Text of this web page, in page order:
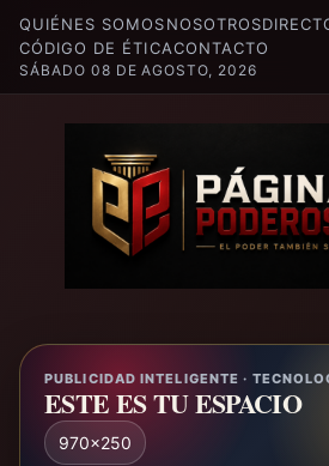
QUIÉNES SOMOSNOSOTROS
CÓDIGO DE ÉTICACONTACTO
SÁBADO 08 DE AGOSTO, 2026
PUBLICIDAD INTELIGENTE ·
ESTE ES TU ESPACIO
970x250